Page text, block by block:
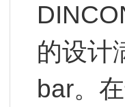
的设计
bar。